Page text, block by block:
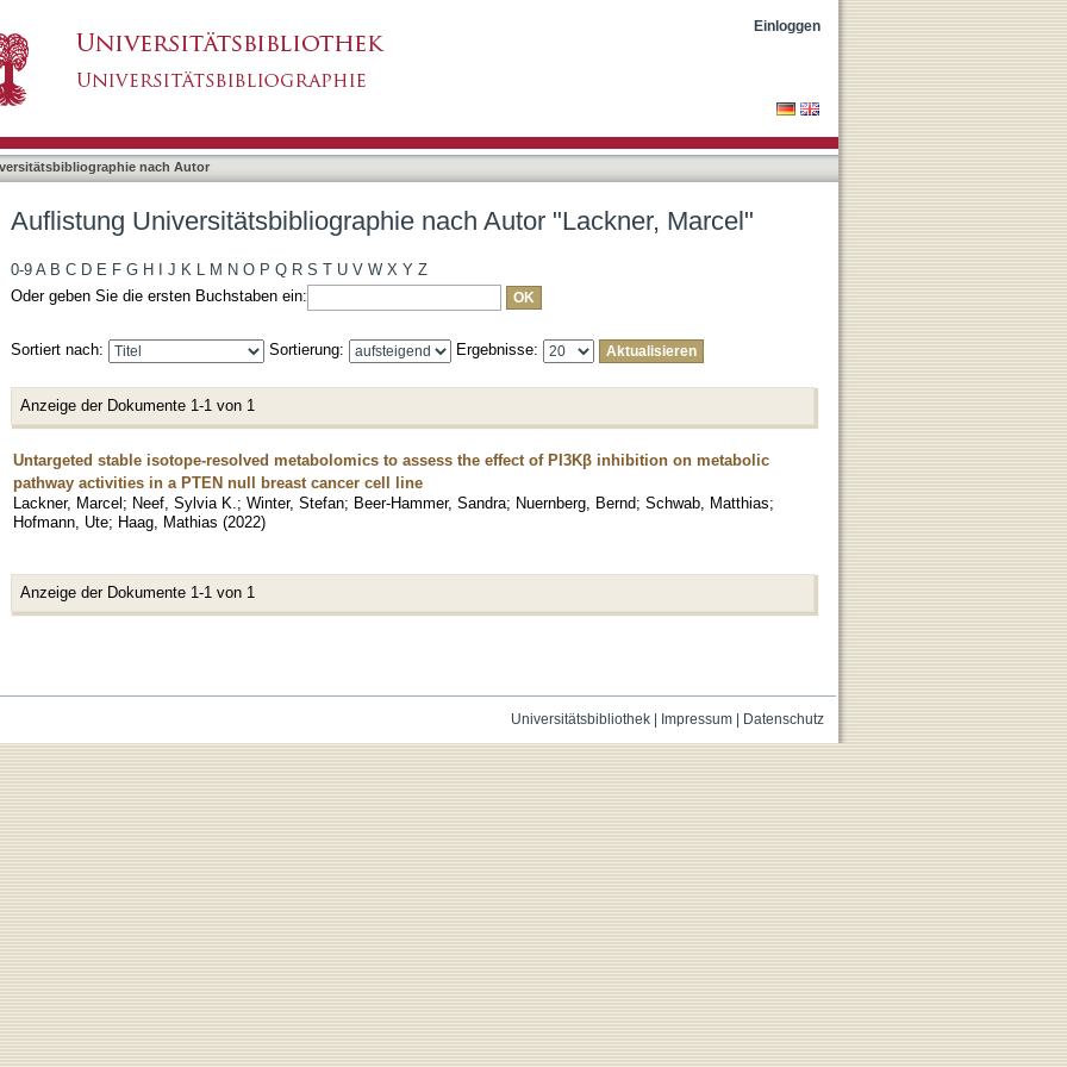
Einloggen
nach Autor
Auflistung Universitätsbibliographie nach Autor "Lackner, Marcel"
0-9 A B C D E F G H J K L M N O P Q R S T U V W X Y Z
Oder geben Sie die ersten Buchstaben ein:
Sortiert nach: Sortierung: Ergebnisse:
Anzeige der Dokumente 1-1 von 1
Untargeted stable isotope-resolved metabolomics to assess the effect of PI3Kβ inhibition on metabolic
pathway activities in a PTEN null breast cancer cell line
Lackner, Marcel; Neef, Sylvia K. ; Winter, Stefan; Beer-Hammer, Sandra; Nuernberg, Bernd; Schwab, Matthias;
Hofmann, Ute; Haag, Mathias (2022)
Anzeige der Dokumente 1-1 von 1
Universitätsbibliothek| Impressum| Datenschutz